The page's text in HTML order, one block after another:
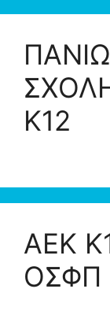
Κ12
ΑΕΚ
ΟΣΦΠ